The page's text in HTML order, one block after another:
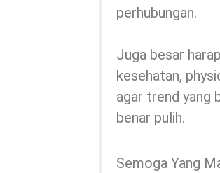
perhubungan.
Juga besar
kesehatan,
agar trend yang
benar pulih.
Semoga Yang